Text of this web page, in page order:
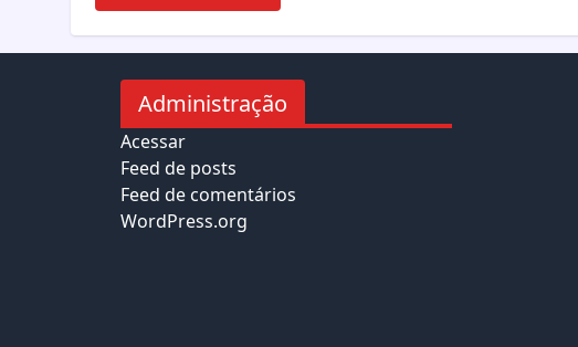
Administração
Acessar
Feed de posts
Feed de comentários
WordPress.org